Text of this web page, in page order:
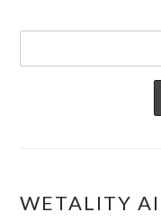
WETALITY